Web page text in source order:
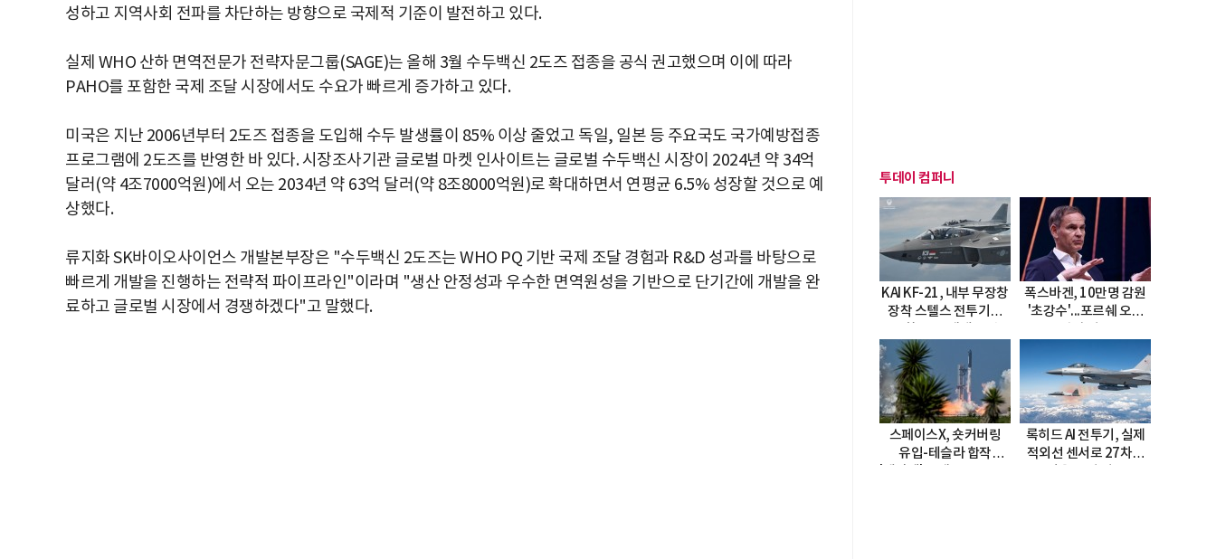
성하고 지역사회 전파를 차단하는 방향으로 국제적 기준이 발전하고 있다.
실제 WHO 산하 면역전문가 전략자문그룹(SAGE)는 올해 3월 수두백신 2도즈 접종을 공식 권고했으며 이에 따라
PAHO를 포함한 국제 조달 시장에서도 수요가 빠르게 증가하고 있다.
미국은 지난 2006년부터 2도즈 접종을 도입해 수두 발생률이 85% 이상 줄었고 독일, 일본 등 주요국도 국가예방접종
프로그램에 2도즈를 반영한 바 있다. 시장조사기관 글로벌 마켓 인사이트는 글로벌 수두백신 시장이 2024년 약 34억
달러(약 4조7000억원)에서 오는 2034년 약 63억 달러(약 8조8000억원)로 확대하면서 연평균 6.5% 성장할 것으로 예
상했다.
류지화 SK바이오사이언스 개발본부장은 "수두백신 2도즈는 WHO PQ 기반 국제 조달 경험과 R&D 성과를 바탕으로
빠르게 개발을 진행하는 전략적 파이프라인"이라며 "생산 안정성과 우수한 면역원성을 기반으로 단기간에 개발을 완
료하고 글로벌 시장에서 경쟁하겠다"고 말했다.
투데이 컴퍼니
KAI KF-21, 내부 무장창
장착 스텔스 전투기로
폭스바겐, 10만명 감원
'초강수'...포르쉐 오너
스페이스X, 숏커버링
유입-테슬라 합작
록히드 AI 전투기, 실제
적외선 센서로 27차례